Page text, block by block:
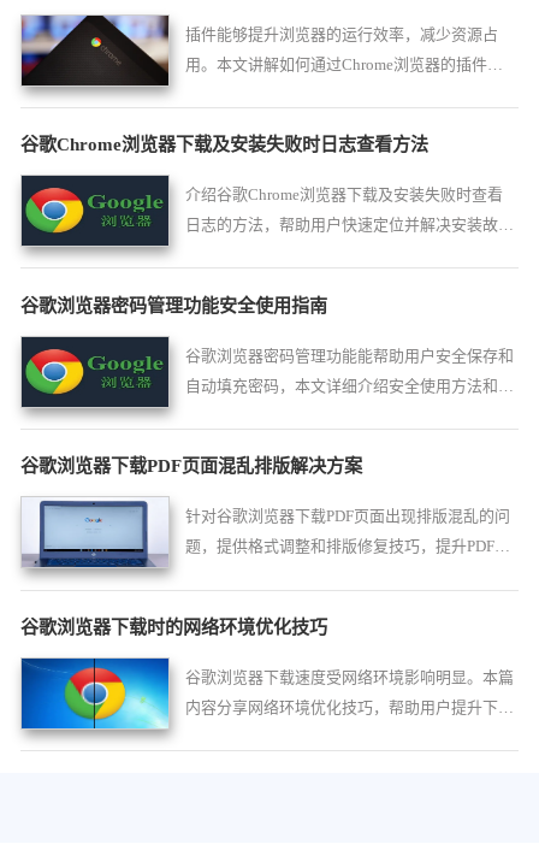
插件能够提升浏览器的运行效率，减少资源占
用。本文讲解如何通过Chrome浏览器的插件提
谷歌Chrome浏览器下载及安装失败时日志查看方法
介绍谷歌Chrome浏览器下载及安装失败时查看
日志的方法，帮助用户快速定位并解决安装故
谷歌浏览器密码管理功能安全使用指南
谷歌浏览器密码管理功能能帮助用户安全保存和
自动填充密码，本文详细介绍安全使用方法和注
谷歌浏览器下载PDF页面混乱排版解决方案
针对谷歌浏览器下载PDF页面出现排版混乱的问
题，提供格式调整和排版修复技巧，提升PDF文
谷歌浏览器下载时的网络环境优化技巧
谷歌浏览器下载速度受网络环境影响明显。本篇
内容分享网络环境优化技巧，帮助用户提升下载